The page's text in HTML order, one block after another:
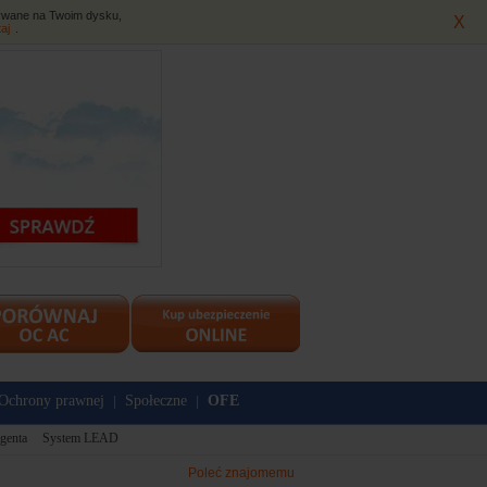
X
na Twoim dysku,
prawnej Społeczne OFE
System LEAD
Poleć znajomemu